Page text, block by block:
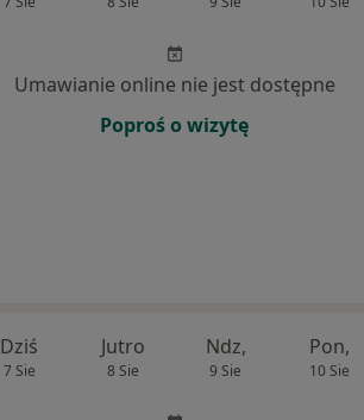
Umawianie online nie jest dostępne
Poproś o wizytę
Dziś
7 Sie
Jutro
8 Sie
Ndz,
9 Sie
Pon,
10 Sie